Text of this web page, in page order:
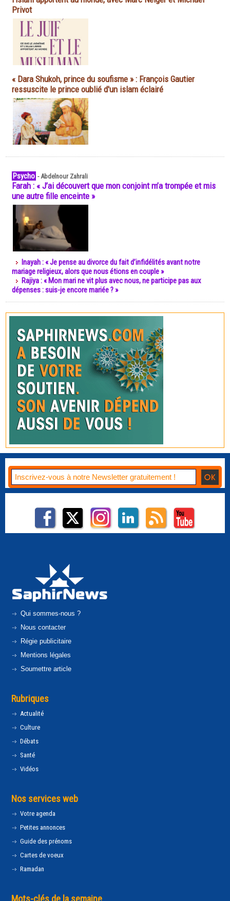
Privot
« Dara Shukoh, prince du soufisme » : François Gautier
ressuscite le prince oublié d'un islam éclairé
Psycho -Abdelnour Zahrali
Farah : « J’ai découvert que mon conjoint m’a trompée et mis
une autre fille enceinte »
Inayah : « Je pense au divorce du fait d’infidélités avant notre
mariage religieux, alors que nous étions en couple »
Rajiya : « Mon mari ne vit plus avec nous, ne participe pas aux
dépenses : suis-je encore mariée ? »
Qui sommes-nous ?
Nous contacter
Régie publicitaire
Mentions légales
Soumettre article
Rubriques
Actualité
Culture
Débats
Santé
Vidéos
Nos services web
Votre agenda
Petites annonces
Guide des prénoms
Cartes de voeux
Ramadan
Mots-clés de la semaine